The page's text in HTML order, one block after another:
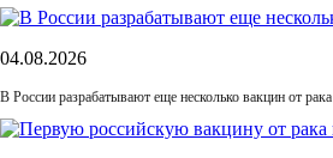
04.08.2026
В России разрабатывают еще несколько вакцин от рака